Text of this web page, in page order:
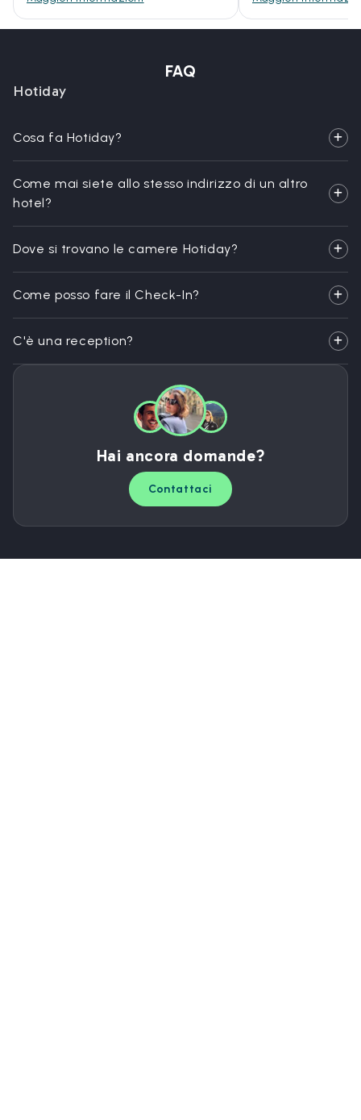
FAQ
Hotiday
Cosa fa Hotiday?
Come mai siete allo stesso indirizzo di un altro
hotel?
Dove si trovano le camere Hotiday?
Come posso fare il Check-In?
C'è una reception?
Hai ancora domande?
Contattaci